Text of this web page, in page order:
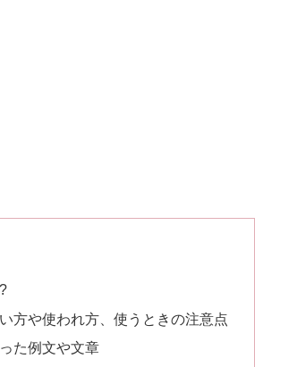
方や使われ方、使うときの注意点
た例文や文章